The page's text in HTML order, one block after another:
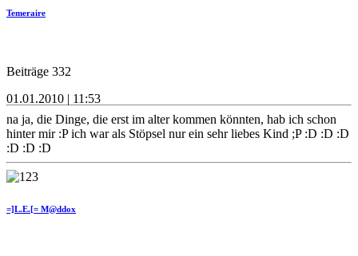
Temeraire
Beiträge 332
01.01.2010 | 11:53
na ja, die Dinge, die erst im alter kommen könnten, hab ich schon
hinter mir :P ich war als Stöpsel nur ein sehr liebes Kind ;P :D :D :D
:D :D :D
=]L.E.[= M@ddox